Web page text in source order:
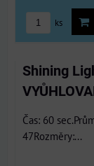
ks
Shining
Čas: 60
47Rozměry:...